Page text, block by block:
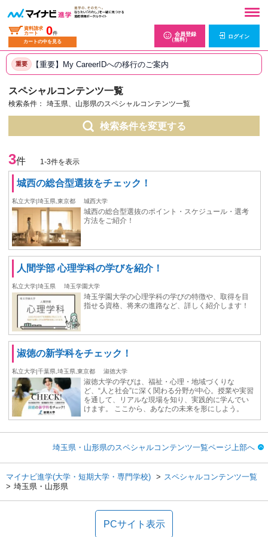
資料請求
カート
0件
カートの中を見る
会員登録
（無料）
ログイン
重要 【重要】My CareerIDへの移行のご案内
スペシャルコンテンツ一覧
検索条件： 埼玉県、山形県のスペシャルコンテンツ一覧
検索条件を変更する
3件 1-3件を表示
城西の総合型選抜をチェック！
私立大学|埼玉県,東京都 城西大学
城西の総合型選抜のポイント・スケジュール・選考
方法をご紹介！
人間学部 心理学科の学びを紹介！
私立大学|埼玉県 埼玉学園大学
埼玉学園大学の心理学科の学びの特徴や、取得を目
指せる資格、将来の進路など、詳しく紹介します！
淑徳の新学科をチェック！
私立大学|千葉県,埼玉県,東京都 淑徳大学
淑徳大学の学びは、福祉・心理・地域づくりな
ど、“人と社会”に深く関わる分野が中心。授業や実習
を通して、リアルな現場を知り、実践的に学んでい
けます。 ここから、あなたの未来を形にしよう。
埼玉県・山形県のスペシャルコンテンツ一覧ページ上部へ
マイナビ進学(大学・短期大学・専門学校)
スペシャルコンテンツ一覧
埼玉県・山形県
PCサイト表示